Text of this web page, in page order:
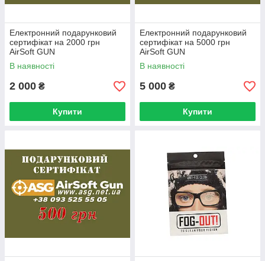
Електронний подарунковий
сертифікат на 2000 грн
AirSoft GUN
В наявності
2 000 ₴
Купити
Електронний подарунковий
сертифікат на 5000 грн
AirSoft GUN
В наявності
5 000 ₴
Купити